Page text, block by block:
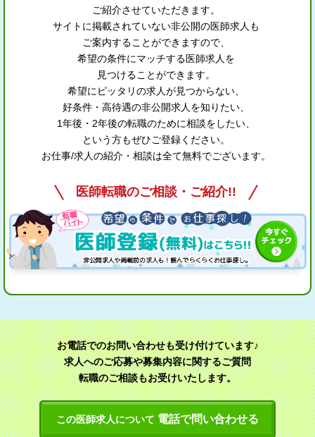
ご紹介させていただきます。
サイトに掲載されていない非公開の医師求人も
ご案内することができますので、
希望の条件にマッチする医師求人を
見つけることができます。
希望にピッタリの求人が見つからない、
好条件・高待遇の非公開求人を知りたい、
1年後・2年後の転職のために相談をしたい、
という方もぜひご登録ください。
お仕事/求人の紹介・相談は全て無料でございます。
医師転職のご相談・ご紹介!!
お電話でのお問い合わせも受け付けています♪
求人へのご応募や募集内容に関するご質問
転職のご相談もお受けいたします。
この医師求人について 電話で問い合わせる